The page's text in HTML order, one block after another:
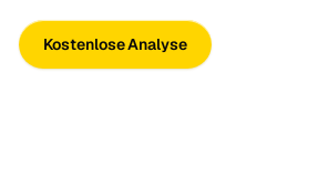
Kostenlose Analyse